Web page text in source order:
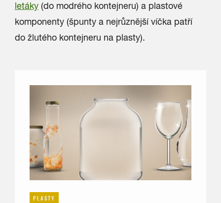
letáky (do modrého kontejneru) a plastové
komponenty (špunty a nejrůznější víčka patří
do žlutého kontejneru na plasty).
PLASTY